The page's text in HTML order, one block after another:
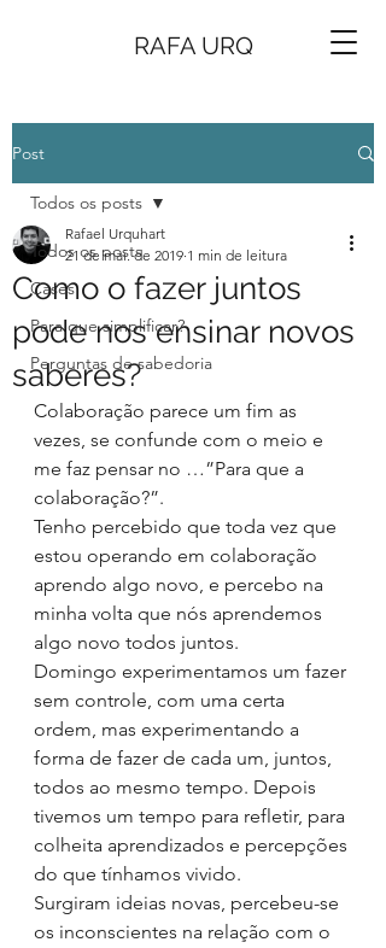
RAFA URQ
Post
Todos os posts
Cases
Para que simplificar?
Perguntas de sabedoria
Todos os posts
Como o fazer juntos
pode nos ensinar novos
saberes?
Rafael Urquhart
21 de mai. de 2019 1 min de leitura
Colaboração parece um fim as
vezes, se confunde com o meio e
me faz pensar no …”Para que a
colaboração?”.
Tenho percebido que toda vez que
estou operando em colaboração
aprendo algo novo, e percebo na
minha volta que nós aprendemos
algo novo todos juntos.
Domingo experimentamos um fazer
sem controle, com uma certa
ordem, mas experimentando a
forma de fazer de cada um, juntos,
todos ao mesmo tempo. Depois
tivemos um tempo para refletir, para
colheita aprendizados e percepções
do que tínhamos vivido.
Surgiram ideias novas, percebeu-se
os inconscientes na relação com o